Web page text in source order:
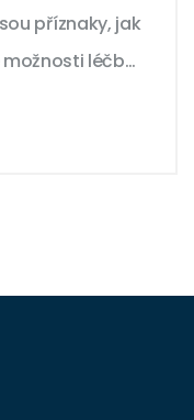
příznaky, jak
léčby